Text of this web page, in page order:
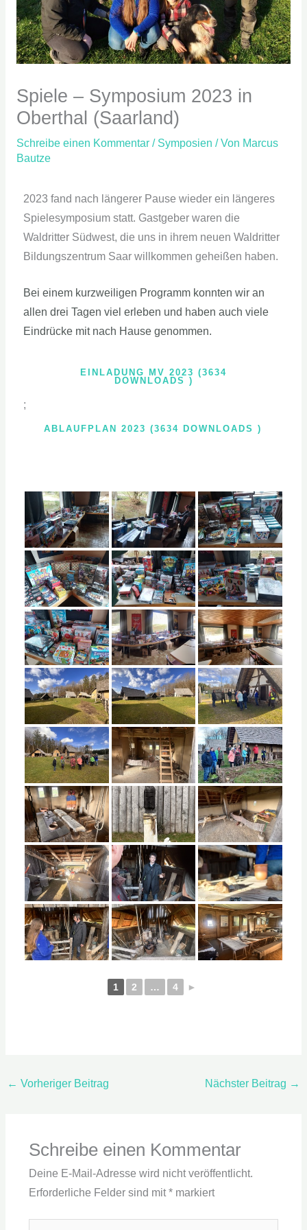
Spiele – Symposium 2023 in
Oberthal (Saarland)
Schreibe einen Kommentar / Symposien / Von Marcus
Bautze
2023 fand nach längerer Pause wieder ein längeres
Spielesymposium statt. Gastgeber waren die
Waldritter Südwest, die uns in ihrem neuen Waldritter
Bildungszentrum Saar willkommen geheißen haben.
Bei einem kurzweiligen Programm konnten wir an
allen drei Tagen viel erleben und haben auch viele
Eindrücke mit nach Hause genommen.
EINLADUNG MV 2023 (3634
DOWNLOADS )
;
ABLAUFPLAN 2023 (3634 DOWNLOADS )
1 2 … 4 ►
← Vorheriger Beitrag Nächster Beitrag →
Schreibe einen Kommentar
Deine E-Mail-Adresse wird nicht veröffentlicht.
Erforderliche Felder sind mit*markiert